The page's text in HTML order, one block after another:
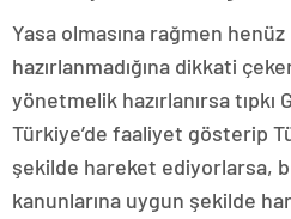
Yasa olmasına rağmen
hazırlanmadığına dikkati
yönetmelik hazırlanırsa tıpkı
Türkiye’de faaliyet gösterip
şekilde hareket ediyorlarsa,
kanunlarına uygun şekilde